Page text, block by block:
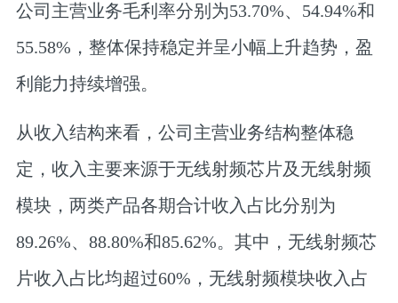
公司主营业务毛利率分别为53.70%、54.94%和
55.58%，整体保持稳定并呈小幅上升趋势，盈
利能力持续增强。
从收入结构来看，公司主营业务结构整体稳
定，收入主要来源于无线射频芯片及无线射频
模块，两类产品各期合计收入占比分别为
89.26%、88.80%和85.62%。 其中，无线射频芯
片收入占比均超过60%，无线射频模块收入占